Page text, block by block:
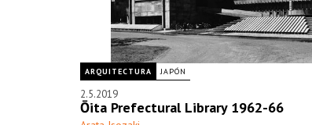
ARQUITECTURA JAPÓN
2.5.2019
Ōita Prefectural Library 1962-66